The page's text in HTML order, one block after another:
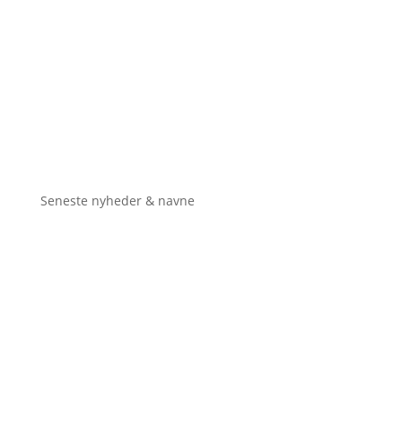
Seneste nyheder & navne